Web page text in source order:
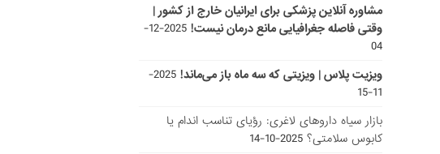
مشاوره آنلاین پزشکی برای ایرانیان خارج از کشور |
وقتی فاصله جغرافیایی مانع درمان نیست!
2025-12-
04
ویزیت پلاس | ویزیتی که سه ماه باز می‌ماند!
2025-
11-15
بازار سیاه داروهای لاغری: رؤیای تناسب اندام یا
کابوس سلامتی؟ 2025-10-14